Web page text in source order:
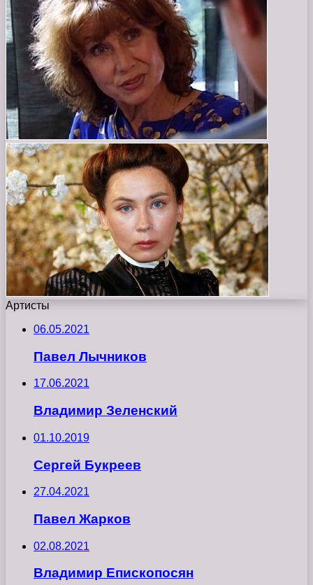
Артисты
06.05.2021
Павел Лычников
17.06.2021
Владимир Зеленский
01.10.2019
Сергей Букреев
27.04.2021
Павел Жарков
02.08.2021
Владимир Епископосян